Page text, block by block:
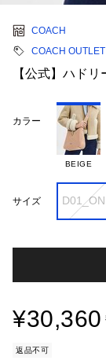
COACH
COACH OUTLET
【公式】ハド
カラー
BEIGE
サイズ
¥30,360
返品不可